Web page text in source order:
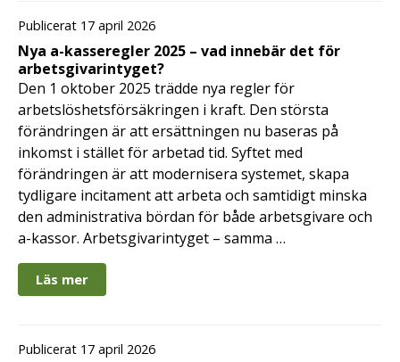
Publicerat 17 april 2026
Nya a-kasseregler 2025 – vad innebär det för
arbetsgivarintyget?
Den 1 oktober 2025 trädde nya regler för
arbetslöshetsförsäkringen i kraft. Den största
förändringen är att ersättningen nu baseras på
inkomst i stället för arbetad tid. Syftet med
förändringen är att modernisera systemet, skapa
tydligare incitament att arbeta och samtidigt minska
den administrativa bördan för både arbetsgivare och
a-kassor. Arbetsgivarintyget – samma …
Läs mer
Publicerat 17 april 2026